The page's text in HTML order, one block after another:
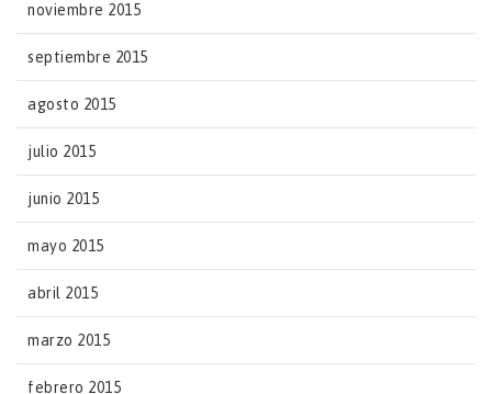
noviembre 2015
septiembre 2015
agosto 2015
julio 2015
junio 2015
mayo 2015
abril 2015
marzo 2015
febrero 2015